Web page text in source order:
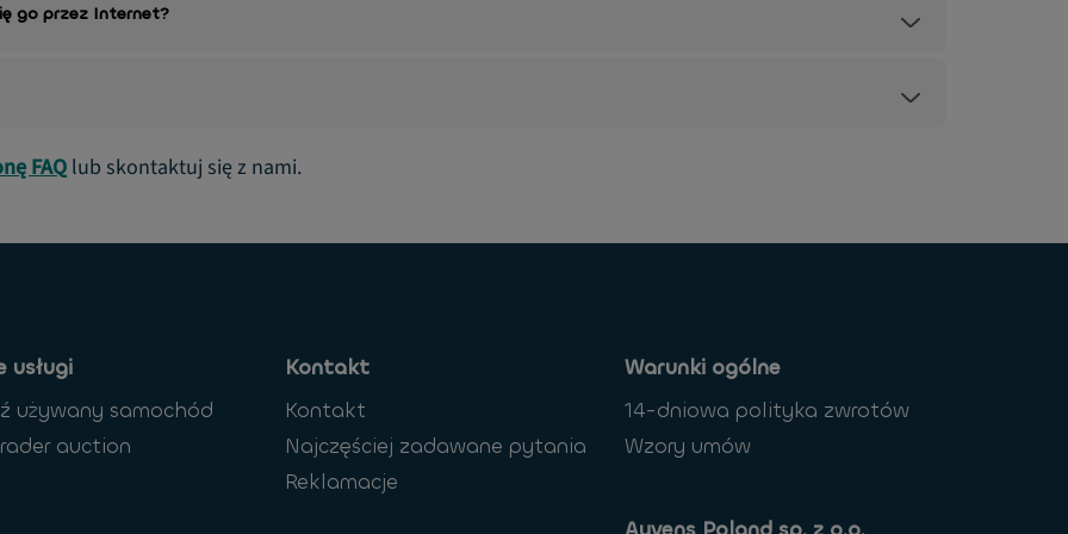
go przez Internet?
FAQ lub skontaktuj się z nami.
usługi
używany samochód
auction
Kontakt
Kontakt
Najczęściej zadawane pytania
Reklamacje
Warunki ogólne
14-dniowa polityka zwrotów
Wzory umów